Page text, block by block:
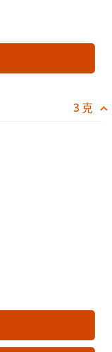
3 克